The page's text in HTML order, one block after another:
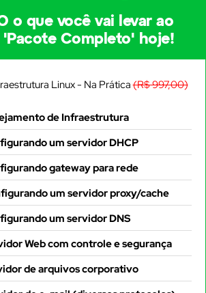
o que você vai levar ao
'Pacote Completo' hoje!
Linux - Na Prática(R$ 997,00)
de Infraestrutura
um servidor DHCP
gateway para rede
um servidor proxy/cache
um servidor DNS
Web com controle e segurança
de arquivos corporativo